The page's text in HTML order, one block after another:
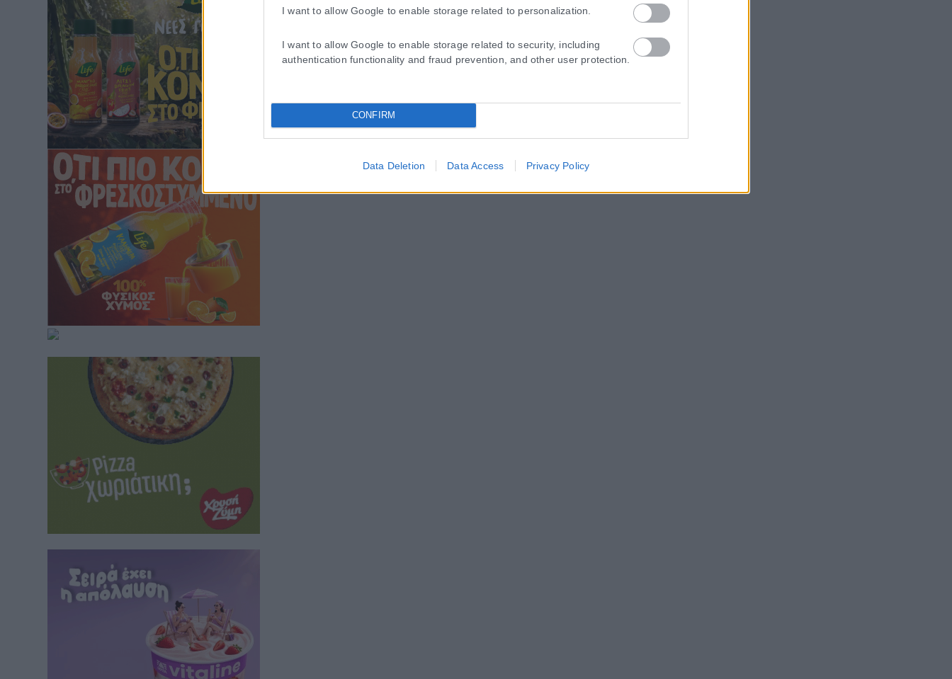
I want to allow Google to enable storage related to personalization.
I want to allow Google to enable storage related to security, including
authentication functionality and fraud prevention, and other user protection.
CONFIRM
Data Deletion Data Access Privacy Policy